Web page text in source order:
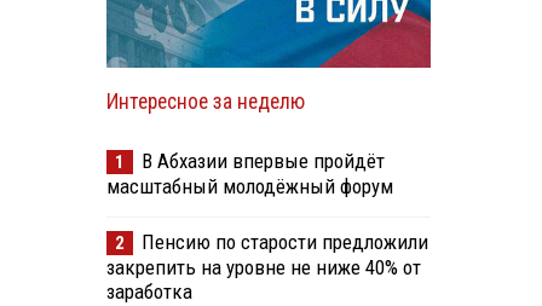
Интересное за неделю
1
В Абхазии впервые пройдёт
масштабный молодёжный форум
2
Пенсию по старости предложили
закрепить на уровне не ниже 40% от
заработка